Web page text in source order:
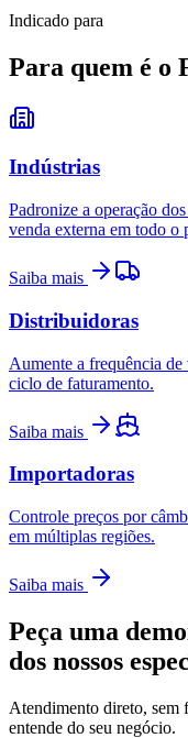
Indicado para
Para quem é o
Indústrias
Padronize a operação
venda externa em todo o
Saiba mais
Distribuidoras
Aumente a frequência
ciclo de faturamento.
Saiba mais
Importadoras
Controle preços por
em múltiplas regiões.
Saiba mais
Peça uma
dos nossos
Atendimento direto, sem
entende do seu negócio.